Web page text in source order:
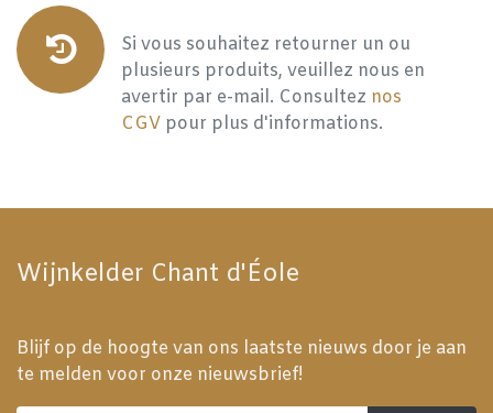
Si vous souhaitez retourner un ou
plusieurs produits, veuillez nous en
avertir par e-mail. Consultez nos
CGV pour plus d'informations.
Wijnkelder Chant d'Éole
Blijf op de hoogte van ons laatste nieuws door je aan
te melden voor onze nieuwsbrief!